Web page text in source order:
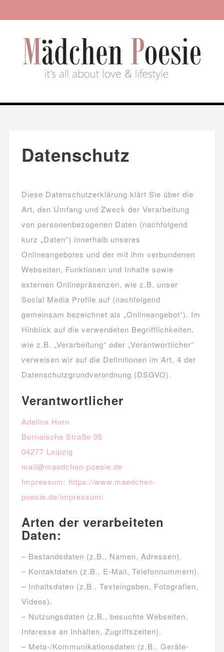
Datenschutz
Diese Datenschutzerklärung klärt Sie über die
Art, den Umfang und Zweck der Verarbeitung
von personenbezogenen Daten (nachfolgend
kurz „Daten“) innerhalb unseres
Onlineangebotes und der mit ihm verbundenen
Webseiten, Funktionen und Inhalte sowie
externen Onlinepräsenzen, wie z.B. unser
Social Media Profile auf (nachfolgend
gemeinsam bezeichnet als „Onlineangebot“). Im
Hinblick auf die verwendeten Begrifflichkeiten,
wie z.B. „Verarbeitung“ oder „Verantwortlicher“
verweisen wir auf die Definitionen im Art. 4 der
Datenschutzgrundverordnung (DSGVO).
Verantwortlicher
Adelina Horn
Bornaische Straße 95
04277 Leipzig
mail@maedchen-poesie.de
Impressum: https://www.maedchen-
poesie.de/impressum/
Arten der verarbeiteten
Daten:
– Bestandsdaten (z.B., Namen, Adressen).
– Kontaktdaten (z.B., E-Mail, Telefonnummern).
– Inhaltsdaten (z.B., Texteingaben, Fotografien,
Videos).
– Nutzungsdaten (z.B., besuchte Webseiten,
Interesse an Inhalten, Zugriffszeiten).
– Meta-/Kommunikationsdaten (z.B., Geräte-